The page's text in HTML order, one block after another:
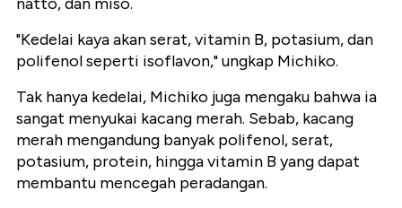
"Kedelai kaya akan serat, vitamin B, potasium, dan
polifenol seperti isoflavon," ungkap Michiko.
Tak hanya kedelai, Michiko juga mengaku bahwa ia
sangat menyukai kacang merah. Sebab, kacang
merah mengandung banyak polifenol, serat,
potasium, protein, hingga vitamin B yang dapat
membantu mencegah peradangan.